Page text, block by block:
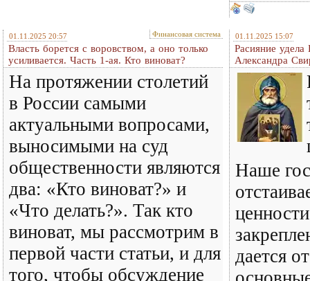
01.11.2025 20:57 Финансовая система
Власть борется с воровством, а оно только
усиливается. Часть 1-ая. Кто виноват?
На протяжении столетий
в России самыми
актуальными вопросами,
выносимыми на суд
общественности являются
два: «Кто виноват?» и
«Что делать?». Так кто
виноват, мы рассмотрим в
первой части статьи, и для
того, чтобы обсуждение
01.11.2025 15:07
Расияние
Александра
Наше
дается